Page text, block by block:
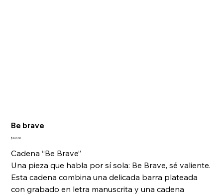
Be brave
Precio
$260.00
Cadena “Be Brave”
Una pieza que habla por sí sola: Be Brave, sé valiente.
Esta cadena combina una delicada barra plateada
con grabado en letra manuscrita y una cadena